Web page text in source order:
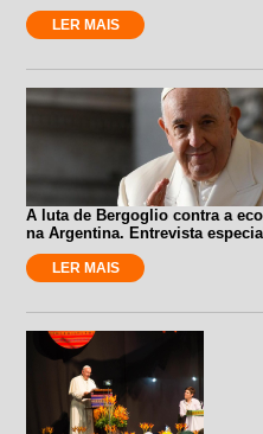
LER MAIS
A luta de Bergoglio contra a
na Argentina. Entrevista
LER MAIS